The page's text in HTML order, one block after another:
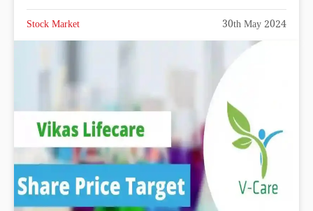
Stock Market 30th May 2024